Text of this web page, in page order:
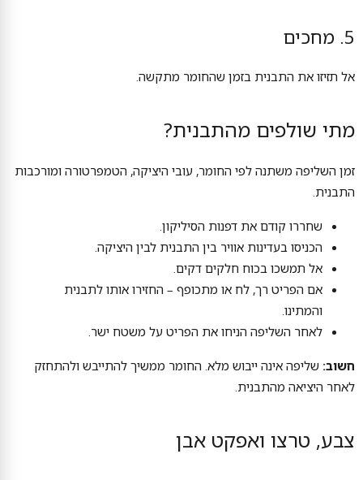
5. מחכים
אל תזיזו את התבנית בזמן שהחומר מתקשה.
מתי שולפים מהתבנית?
זמן השליפה משתנה לפי החומר, עובי היציקה, הטמפרטורה ומורכבות
התבנית.
שחררו קודם את דפנות הסיליקון.
הכניסו בעדינות אוויר בין התבנית לבין היציקה.
אל תמשכו בכוח חלקים דקים.
אם הפריט רך, לח או מתכופף – החזירו אותו לתבנית
והמתינו.
לאחר השליפה הניחו את הפריט על משטח ישר.
חשוב: שליפה אינה ייבוש מלא. החומר ממשיך להתייבש ולהתחזק
לאחר היציאה מהתבנית.
צבע, טרצו ואפקט אבן